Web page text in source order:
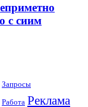
с сиим
Запросы
Работа Реклама